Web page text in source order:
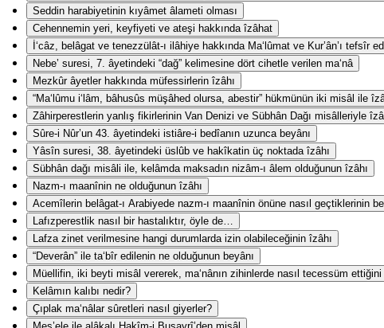
Seddin harabiyetinin kıyâmet âlameti olması
Cehennemin yeri, keyfiyeti ve ateşi hakkında îzâhat
İ‘câz, belâgat ve tenezzülât-ı ilâhiye hakkında Ma‘lûmat ve Kur’ân’ı tefsîr
Nebe’ suresi, 7. âyetindeki “dağ” kelimesine dört cihetle verilen ma‘nâ
Mezkûr âyetler hakkında müfessirlerin îzâhı
“Ma‘lûmu i‘lâm, bâhusûs müşâhed olursa, abestir” hükmünün iki misâl ile
Zâhirperestlerin yanlış fikirlerinin Van Denizi ve Sübhân Dağı misâlleriyle
Sûre-i Nûr’un 43. âyetindeki istiâre-i bedîanın uzunca beyânı
Yâsîn suresi, 38. âyetindeki üslûb ve hakîkatin üç noktada îzâhı
Sübhân dağı misâli ile, kelâmda maksadın nizâm-ı âlem olduğunun îzâhı
Nazm-ı maanînin ne olduğunun îzâhı
Acemîlerin belâgat-ı Arabiyede nazm-ı maanînin önüne nasıl geçtiklerinin
Lafızperestlik nasıl bir hastalıktır, öyle de…
Lafza zinet verilmesine hangi durumlarda izin olabileceğinin îzâhı
“Deverân” ile ta‘bîr edilenin ne olduğunun beyânı
Müellifin, iki beyti misâl vererek, ma‘nânın zihinlerde nasıl tecessüm
Kelâmın kalıbı nedir?
Çıplak ma‘nâlar sûretleri nasıl giyerler?